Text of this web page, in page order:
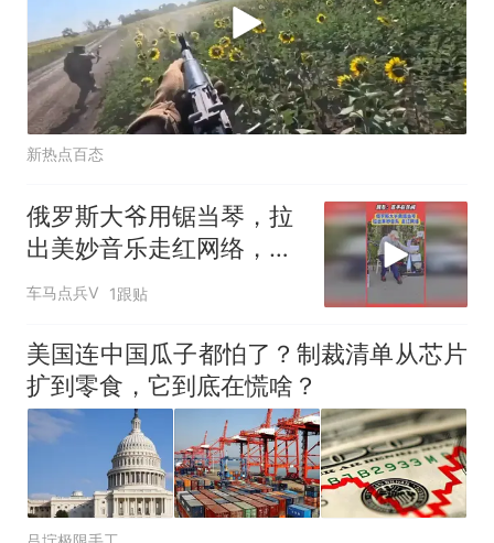
新热点百态
俄罗斯大爷用锯当琴，拉
出美妙音乐走红网络，网
友：高手在民间
车马点兵V 1跟贴
美国连中国瓜子都怕了？制裁清单从芯片
扩到零食，它到底在慌啥？